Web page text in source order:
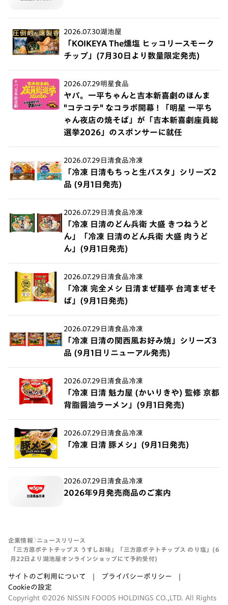
2026.07.30湖池屋
「KOIKEYA The燻塩 ヒッコリースモーク
チップ」(7月30日より数量限定発売)
2026.07.29明星食品
ヤバ。一平ちゃんと吉本新喜劇のほんま
"コテコテ" なコラボ開幕 ! 「明星 一平ち
ゃん夜店の焼そば」が「吉本新喜劇座員総
選挙2026」のスポンサーに就任
2026.07.29 日清食品冷凍
「冷凍 日清もちっと生パスタ」シリーズ2
品 (9月1日発売)
2026.07.29 日清食品冷凍
「冷凍 日清のどん兵衛 大盛 きつねうど
ん」「冷凍 日清のどん兵衛 大盛 肉うど
ん」(9月1日発売)
2026.07.29 日清食品冷凍
「冷凍 完全メシ 日清まぜ麺亭 台湾まぜそ
ば」(9月1日発売)
2026.07.29 日清食品冷凍
「冷凍 日清の関西風お好み焼」シリーズ3
品 (9月1日リニューアル発売)
2026.07.29 日清食品冷凍
「冷凍 日清 魁力屋 (かいりきや) 監修 京都
背脂醤油ラーメン」(9月1日発売)
2026.07.29 日清食品冷凍
「冷凍 日清 豚メシ」(9月1日発売)
2026.07.29 日清食品冷凍
2026年9月発売商品のご案内
企業情報
ニュースリリース
「三方原ポテトチップス うすしお味」「三方原ポテトチップス のり塩」(6
月22日より湖池屋オンラインショップにて予約受付)
サイトのご利用について
プライバシーポリシー
Cookieの設定
Copyright ©2026 NISSIN FOODS HOLDINGS CO.,LTD. All Rights